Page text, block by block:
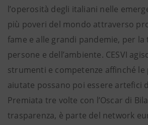
l’operosità degli italiani nelle
più poveri del mondo attraverso
fame e alle grandi pandemie, per la
persone e dell’ambiente. CESVI
strumenti e competenze affinché le
aiutate possano poi essere artefici
Premiata tre volte con l’Oscar di
trasparenza, è parte del network